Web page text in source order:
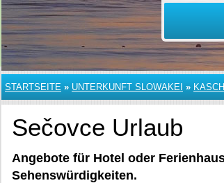
STARTSEITE » UNTERKUNFT SLOWAKEI »
Sečovce Urlaub
Angebote für Hotel oder
Sehenswürdigkeiten.